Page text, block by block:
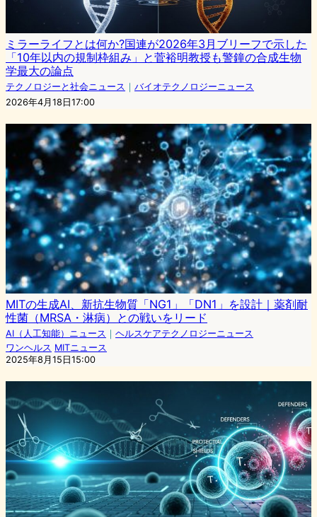
ミラーライフとは何か?国連が2026年3月ブリーフで示した
「10年以内の規制枠組み」と菅裕明教授も警鐘の合成生物
学最大の論点
テクノロジーと社会ニュース ｜ バイオテクノロジーニュース
2026年4月18日17:00
MITの生成AI、新抗生物質「NG1」「DN1」を設計｜薬剤耐
性菌（MRSA・淋病）との戦いをリード
AI（人工知能）ニュース ｜ ヘルスケアテクノロジーニュース
ワンヘルス MITニュース
2025年8月15日15:00